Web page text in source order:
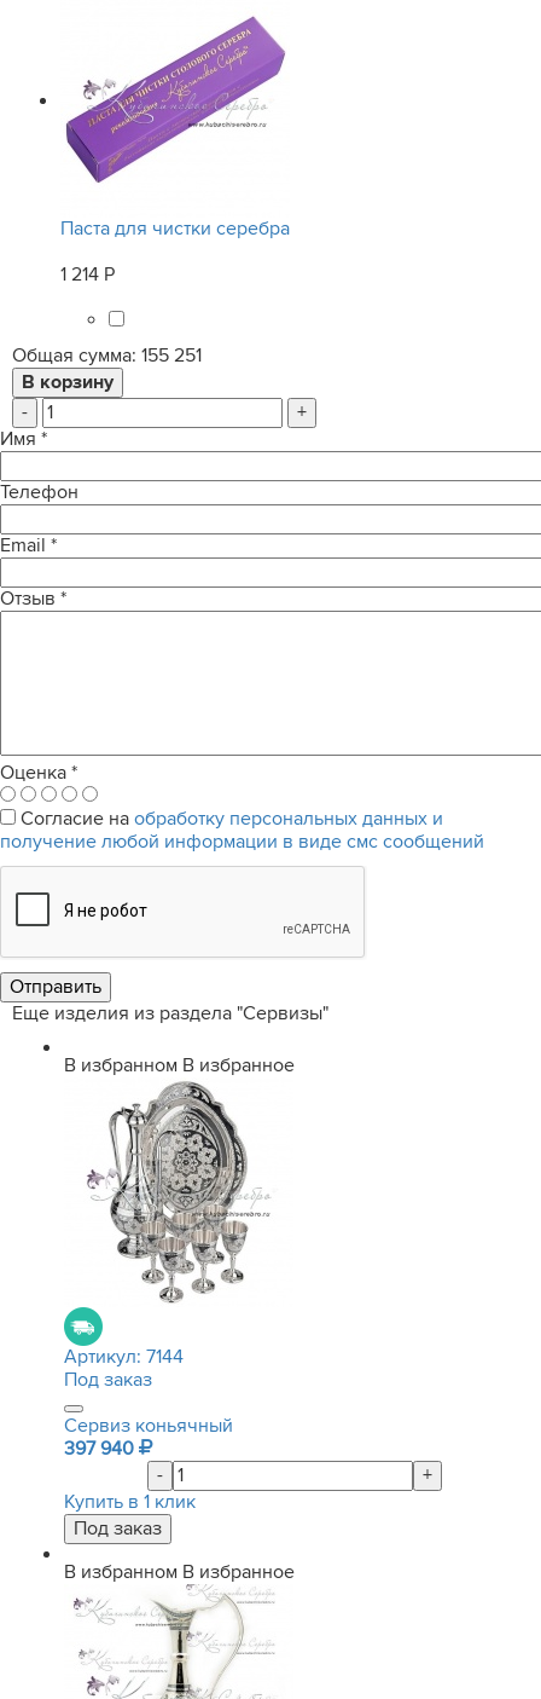
Паста для чистки серебра
1 214 Р
Общая сумма: 155 251
-
+
Имя *
Телефон
Email *
Отзыв *
Оценка *
Согласие на обработку персональных данных и
получение любой информации в виде смс сообщений
Еще изделия из раздела "Сервизы"
В избранном В избранное
Артикул: 7144
Под заказ
Сервиз коньячный
397 940
-
+
Купить в 1 клик
В избранном В избранное